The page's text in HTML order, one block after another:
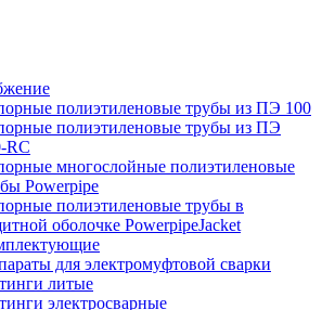
полиэтиленовые трубы из ПЭ 100
полиэтиленовые трубы из ПЭ
RC
многослойные полиэтиленовые
Powerpipe
полиэтиленовые трубы в
оболочке PowerpipeJacket
для электромуфтовой сварки
литые
электросварные